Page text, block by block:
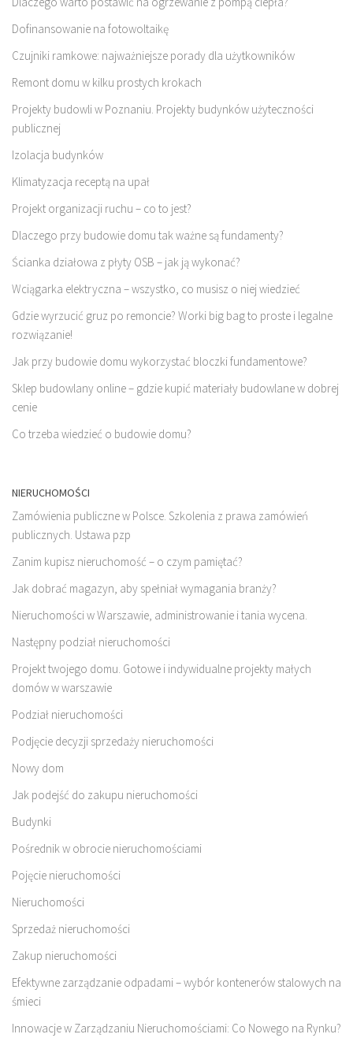
Dofinansowanie na fotowoltaikę
Czujniki ramkowe: najważniejsze porady dla użytkowników
Remont domu w kilku prostych krokach
Projekty budowli w Poznaniu. Projekty budynków użyteczności
publicznej
Izolacja budynków
Klimatyzacja receptą na upał
Projekt organizacji ruchu – co to jest?
Dlaczego przy budowie domu tak ważne są fundamenty?
Ścianka działowa z płyty OSB – jak ją wykonać?
Wciągarka elektryczna – wszystko, co musisz o niej wiedzieć
Gdzie wyrzucić gruz po remoncie? Worki big bag to proste i legalne
rozwiązanie!
Jak przy budowie domu wykorzystać bloczki fundamentowe?
Sklep budowlany online – gdzie kupić materiały budowlane w dobrej
cenie
Co trzeba wiedzieć o budowie domu?
NIERUCHOMOŚCI
Zamówienia publiczne w Polsce. Szkolenia z prawa zamówień
publicznych. Ustawa pzp
Zanim kupisz nieruchomość – o czym pamiętać?
Jak dobrać magazyn, aby spełniał wymagania branży?
Nieruchomości w Warszawie, administrowanie i tania wycena.
Następny podział nieruchomości
Projekt twojego domu. Gotowe i indywidualne projekty małych
domów w warszawie
Podział nieruchomości
Podjęcie decyzji sprzedaży nieruchomości
Nowy dom
Jak podejść do zakupu nieruchomości
Budynki
Pośrednik w obrocie nieruchomościami
Pojęcie nieruchomości
Nieruchomości
Sprzedaż nieruchomości
Zakup nieruchomości
Efektywne zarządzanie odpadami – wybór kontenerów stalowych na
śmieci
Innowacje w Zarządzaniu Nieruchomościami: Co Nowego na Rynku?